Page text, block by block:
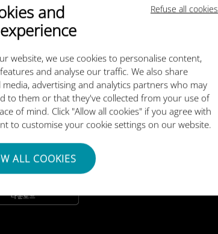
Refuse all cookies
and
website, we use cookies to personalise content,
and analyse our traffic. We also share
advertising and analytics partners who may
to them or that they've collected from your use of
of mind. Click "Allow all cookies" if you agree with
to customise your cookie settings on our website.
ALL COOKIES
세요